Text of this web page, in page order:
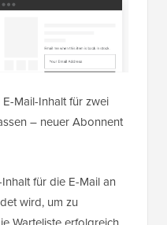
Mail-Inhalt für zwei
– neuer Abonnent
für die E-Mail an
wird, um zu